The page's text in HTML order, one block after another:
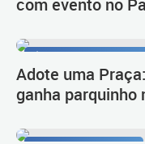
Adote uma
ganha parquinho